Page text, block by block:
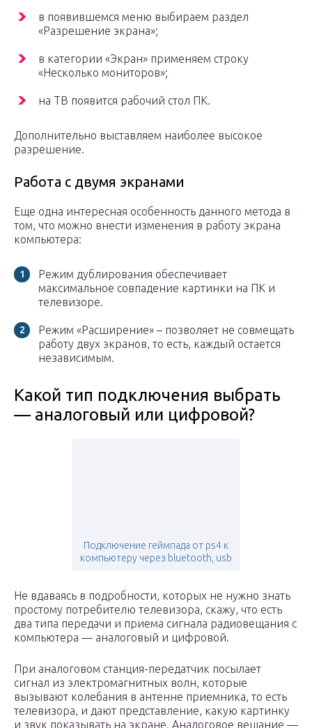
в появившемся меню выбираем раздел
«Разрешение экрана»;
в категории «Экран» применяем строку
«Несколько мониторов»;
на ТВ появится рабочий стол ПК.
Дополнительно выставляем наиболее высокое
разрешение.
Работа с двумя экранами
Еще одна интересная особенность данного метода в
том, что можно внести изменения в работу экрана
компьютера:
Режим дублирования обеспечивает
максимальное совпадение картинки на ПК и
телевизоре.
Режим «Расширение» – позволяет не совмещать
работу двух экранов, то есть, каждый остается
независимым.
Какой тип подключения выбрать
— аналоговый или цифровой?
Подключение геймпада от ps4 к
компьютеру через bluetooth, usb
Не вдаваясь в подробности, которых не нужно знать
простому потребителю телевизора, скажу, что есть
два типа передачи и приема сигнала радиовещания с
компьютера — аналоговый и цифровой.
При аналоговом станция-передатчик посылает
сигнал из электромагнитных волн, которые
вызывают колебания в антенне приемника, то есть
телевизора, и дают представление, какую картинку
и звук показывать на экране. Аналоговое вещание —